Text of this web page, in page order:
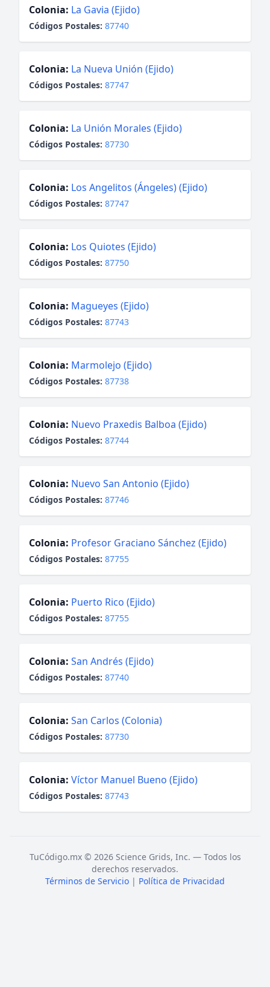
Colonia: La Gavia (Ejido)
Códigos Postales: 87740
Colonia: La Nueva Unión (Ejido)
Códigos Postales: 87747
Colonia: La Unión Morales (Ejido)
Códigos Postales: 87730
Colonia: Los Angelitos (Ángeles) (Ejido)
Códigos Postales: 87747
Colonia: Los Quiotes (Ejido)
Códigos Postales: 87750
Colonia: Magueyes (Ejido)
Códigos Postales: 87743
Colonia: Marmolejo (Ejido)
Códigos Postales: 87738
Colonia: Nuevo Praxedis Balboa (Ejido)
Códigos Postales: 87744
Colonia: Nuevo San Antonio (Ejido)
Códigos Postales: 87746
Colonia: Profesor Graciano Sánchez (Ejido)
Códigos Postales: 87755
Colonia: Puerto Rico (Ejido)
Códigos Postales: 87755
Colonia: San Andrés (Ejido)
Códigos Postales: 87740
Colonia: San Carlos (Colonia)
Códigos Postales: 87730
Colonia: Víctor Manuel Bueno (Ejido)
Códigos Postales: 87743
TuCódigo.mx © 2026 Science Grids, Inc. — Todos los
derechos reservados.
Términos de Servicio | Política de Privacidad